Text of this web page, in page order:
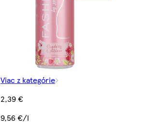
Viac z kategórie
2,39 €
9,56 €/l